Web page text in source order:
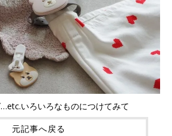
いろいろなものにつけてみて
元記事へ戻る